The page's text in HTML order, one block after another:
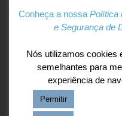
+55 (17) 3354 7000
agostiniano@csj.g12.br
REDES SOCIAIS
Facebook
Conheça a nossa Política
e Segurança de
Nós utilizamos cookies
semelhantes para
experiência de
Permitir